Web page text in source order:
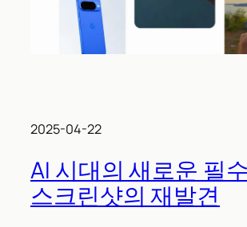
2025-04-22
AI 시대의 새로운 필
스크린샷의 재발견